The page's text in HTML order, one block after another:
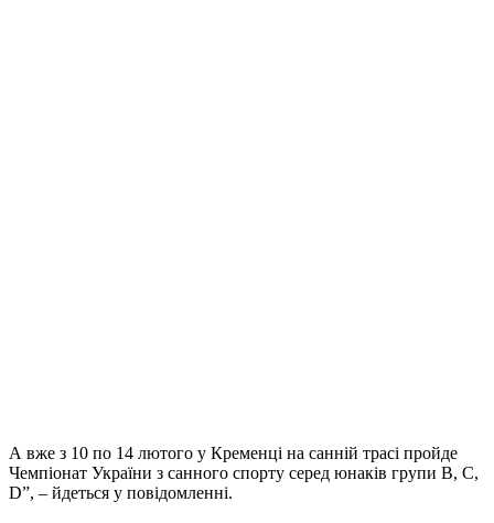
А вже з 10 по 14 лютого у Кременці на санній трасі пройде
Чемпіонат України з санного спорту серед юнаків групи B, C,
D”, – йдеться у повідомленні.